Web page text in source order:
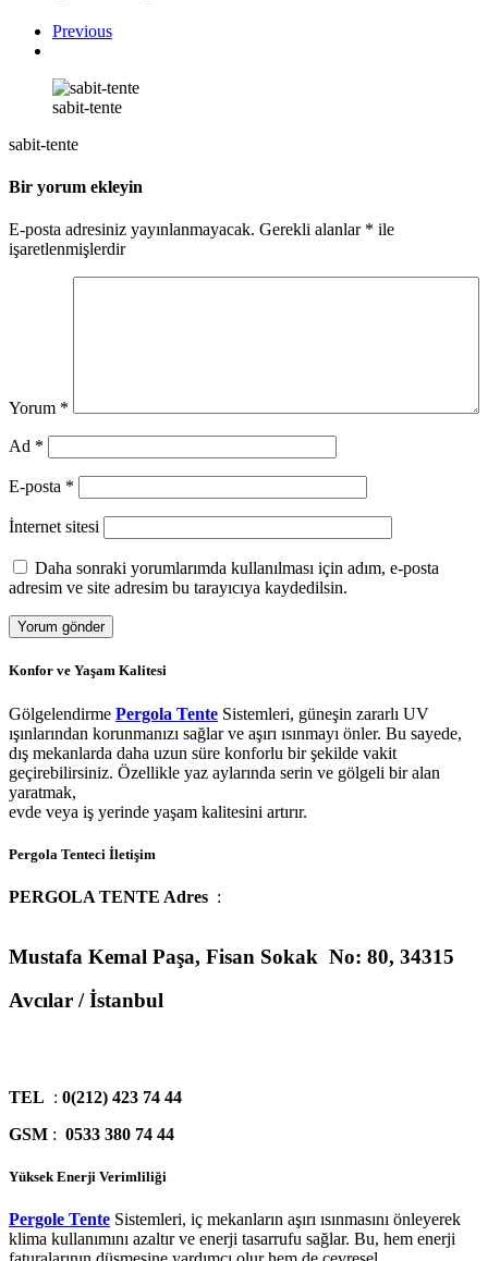
Previous
sabit-tente
sabit-tente
Bir yorum ekleyin
E-posta adresiniz yayınlanmayacak. Gerekli alanlar * ile
işaretlenmişlerdir
Yorum *
Ad *
E-posta *
İnternet sitesi
Daha sonraki yorumlarımda kullanılması için adım, e-posta
adresim ve site adresim bu tarayıcıya kaydedilsin.
Konfor ve Yaşam Kalitesi
Gölgelendirme Pergola Tente Sistemleri, güneşin zararlı UV
ışınlarından korunmanızı sağlar ve aşırı ısınmayı önler. Bu sayede,
dış mekanlarda daha uzun süre konforlu bir şekilde vakit
geçirebilirsiniz. Özellikle yaz aylarında serin ve gölgeli bir alan
yaratmak,
evde veya iş yerinde yaşam kalitesini artırır.
Pergola Tenteci İletişim
PERGOLA TENTE Adres :
Mustafa Kemal Paşa, Fisan Sokak No: 80, 34315
Avcılar / İstanbul
TEL : 0(212) 423 74 44
GSM : 0533 380 74 44
Yüksek Enerji Verimliliği
Pergole Tente Sistemleri, iç mekanların aşırı ısınmasını önleyerek
klima kullanımını azaltır ve enerji tasarrufu sağlar. Bu, hem enerji